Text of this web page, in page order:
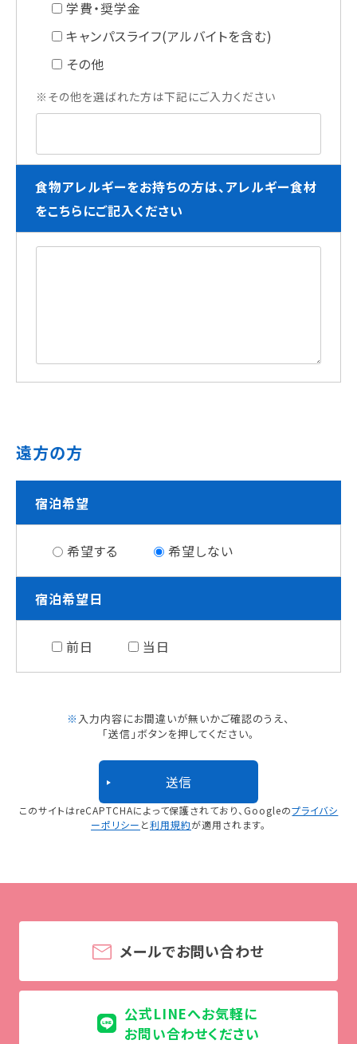
学費・奨学金
キャンパスライフ(アルバイトを含む)
その他
※その他を選ばれた方は下記にご入力ください
食物アレルギーをお持ちの方は、アレルギー食材
をこちらにご記入ください
遠方の方
宿泊希望
希望する 希望しない
宿泊希望日
前日 当日
※ 入力内容にお間違いが無いかご確認のうえ、
「送信」ボタンを押してください。
このサイトはreCAPTCHAによって保護されており、 Googleのプライバシ
ーポリシー と利用規約が適用されます。
メールでお問い合わせ
公式LINEへお気軽に
お問い合わせください